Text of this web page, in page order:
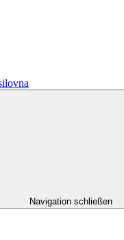
Navigation schließen